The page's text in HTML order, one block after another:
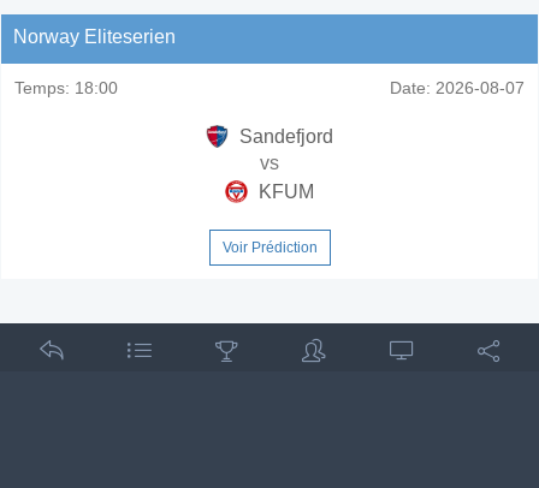
Norway Eliteserien
Temps: 18:00 Date: 2026-08-07
Sandefjord
vs
KFUM
Voir Prédiction